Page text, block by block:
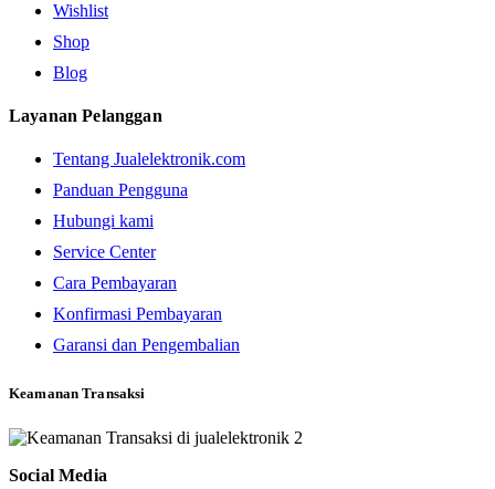
Wishlist
Shop
Blog
Layanan Pelanggan
Tentang Jualelektronik.com
Panduan Pengguna
Hubungi kami
Service Center
Cara Pembayaran
Konfirmasi Pembayaran
Garansi dan Pengembalian
Keamanan Transaksi
Social Media